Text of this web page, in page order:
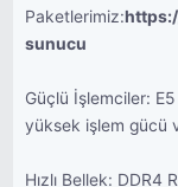
Paketlerimiz:
sunucu
Güçlü İşlemciler:
yüksek işlem gücü
Hızlı Bellek: DDR4